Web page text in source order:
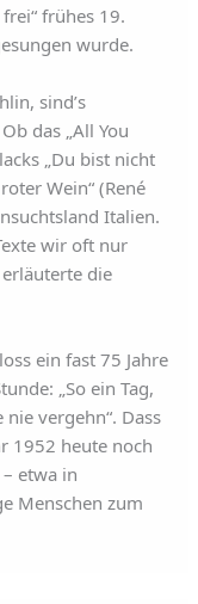
frühes 19.
wurde.
sind’s
das „All You
„Du bist nicht
Wein“ (René
Italien.
wir oft nur
die
ein fast 75 Jahre
„So ein Tag,
vergehn“. Dass
1952 heute noch
etwa in
Menschen zum